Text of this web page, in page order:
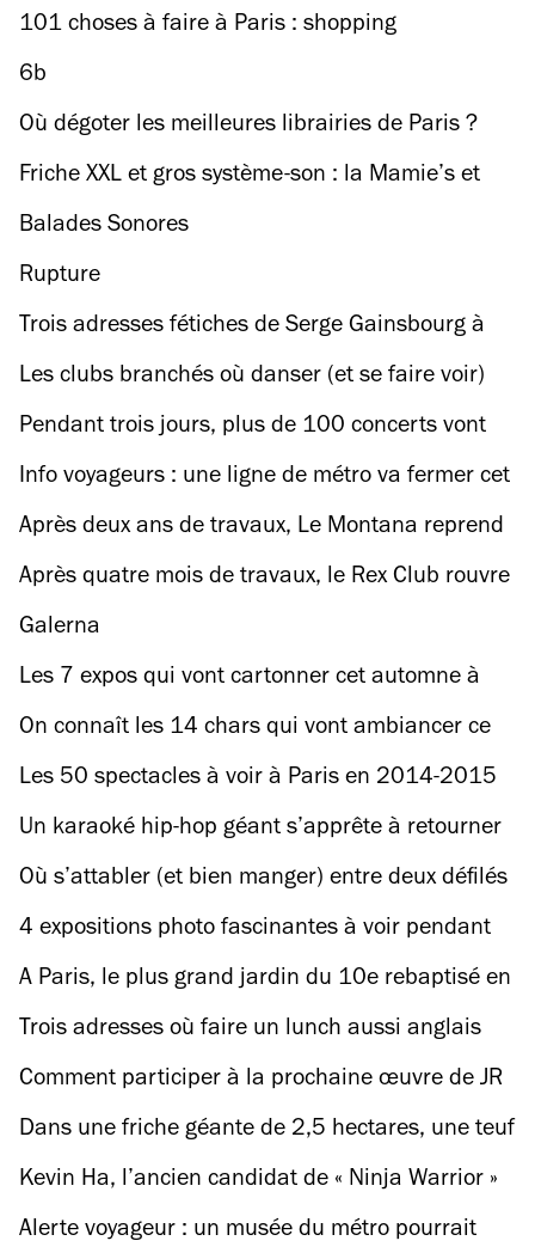
101 choses à faire à Paris : shopping
6b
Où dégoter les meilleures librairies de Paris ?
Friche XXL et gros système-son : la Mamie’s et
Rinse s’unissent pour une teuf gratuite
Balades Sonores
Rupture
Trois adresses fétiches de Serge Gainsbourg à
Paris
Les clubs branchés où danser (et se faire voir)
pendant la Fashion Week
Pendant trois jours, plus de 100 concerts vont
secouer les petites salles de Pigalle
Info voyageurs : une ligne de métro va fermer cet
automne à Paris
Après deux ans de travaux, Le Montana reprend
son envol
Après quatre mois de travaux, le Rex Club rouvre
ses portes (et on vous dit tout)
Galerna
Les 7 expos qui vont cartonner cet automne à
Paris
On connaît les 14 chars qui vont ambiancer ce
week-end les 25 ans de la Techno Parade (et vos
mamies ne sont pas prêtes)
Les 50 spectacles à voir à Paris en 2014-2015
Un karaoké hip-hop géant s’apprête à retourner
le musée de l’Homme
Où s’attabler (et bien manger) entre deux défilés
de la Fashion Week ?
4 expositions photo fascinantes à voir pendant
PhotoSaintGermain
A Paris, le plus grand jardin du 10e rebaptisé en
hommage à Mahsa Jina Amini
Trois adresses où faire un lunch aussi anglais
que le roi
Comment participer à la prochaine œuvre de JR
à l’Opéra Garnier ?
Dans une friche géante de 2,5 hectares, une teuf
gratos avec DJ sets et barbecue en libre-service
Kevin Ha, l’ancien candidat de « Ninja Warrior »
qui éteint les lumières la nuit
Alerte voyageur : un musée du métro pourrait